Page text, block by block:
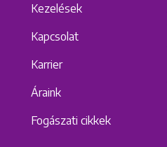
Kezelések
Kapcsolat
Karrier
Áraink
Fogászati cikkek